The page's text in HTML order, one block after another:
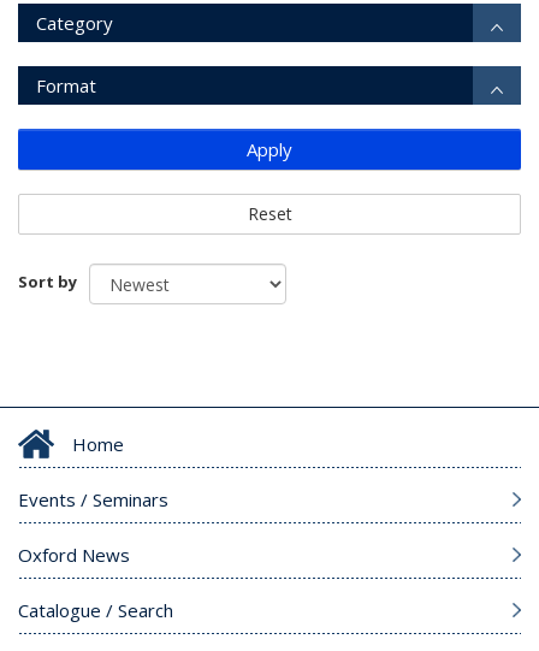
Category
Format
Apply
Reset
Sort by
Home
Events / Seminars
Oxford News
Catalogue / Search